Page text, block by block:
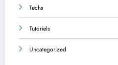
Techs
Tutoriels
Uncategorized